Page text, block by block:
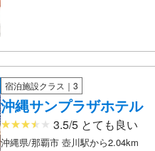
宿泊施設クラス｜3
沖縄サンプラザホテル
3.5/5 とても良い
沖縄県/那覇市 壺川駅から2.04km